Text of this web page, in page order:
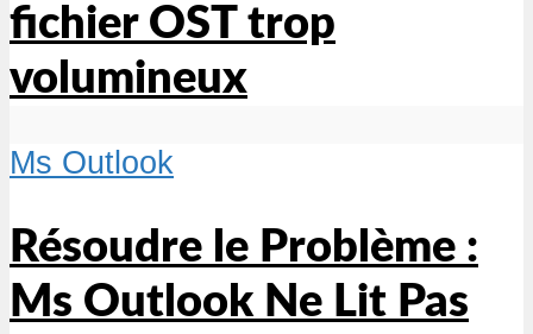
fichier OST trop
volumineux
Ms Outlook
Résoudre le Problème :
Ms Outlook Ne Lit Pas